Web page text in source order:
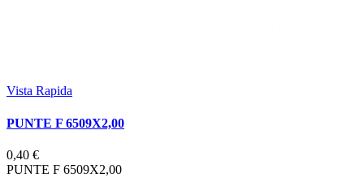
Vista Rapida
PUNTE F 6509X2,00
0,40 €
PUNTE F 6509X2,00